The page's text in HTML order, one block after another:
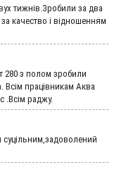
тижнів.Зробили за два
качество і відношенням
280 з полом зробили
Всім працівникам Аква
.Всім раджу.